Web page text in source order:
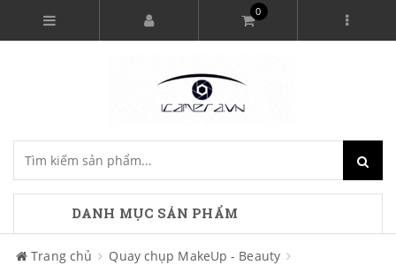
0
DANH MỤC SẢN PHẨM
Trang chủ
Quay chụp MakeUp - Beauty